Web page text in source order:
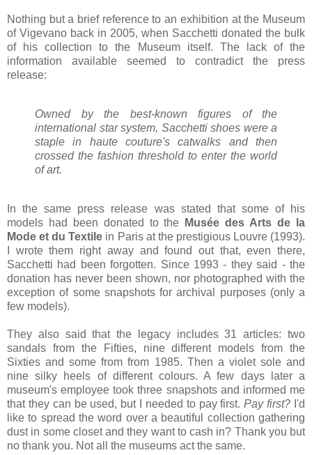
Nothing but a brief reference to an exhibition at the Museum
of Vigevano back in 2005, when Sacchetti donated the bulk
of his collection to the Museum itself. The lack of the
information available seemed to contradict the press
release:
Owned by the best-known figures of the
international star system, Sacchetti shoes were a
staple in haute couture's catwalks and then
crossed the fashion threshold to enter the world
of art.
In the same press release was stated that some of his
models had been donated to the
Musée des Arts de la
Mode et du Textile in Paris at the prestigious Louvre (1993).
I wrote them right away and found out that, even there,
Sacchetti had been forgotten. Since 1993 - they said - the
donation has never been shown, nor photographed with the
exception of some snapshots for archival purposes (only a
few models).
They also said that the legacy includes 31 articles: two
sandals from the Fifties, nine different models from the
Sixties and some from from 1985. Then a violet sole and
nine silky heels of different colours. A few days later a
museum's employee took three snapshots and informed me
that they can be used, but I needed to pay first.Pay first? I'd
like to spread the word over a beautiful collection gathering
dust in some closet and they want to cash in? Thank you but
no thank you. Not all the museums act the same.